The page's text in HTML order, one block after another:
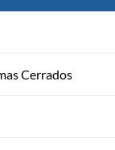
Cerrados